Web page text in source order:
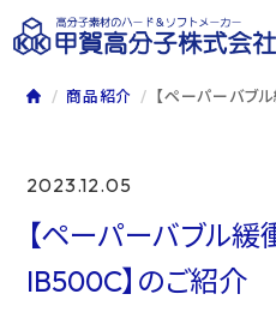
商品紹介 【ペーパーバブ
2023.12.05
【ペーパーバブル
IB500C】のご紹介